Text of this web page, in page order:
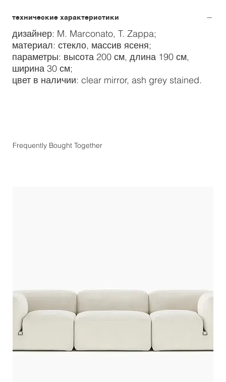
технические характеристики
дизайнер: M. Marconato, T. Zappa;
материал: стекло, массив ясеня;
параметры: высота 200 см, длина 190 см,
ширина 30 см;
цвет в наличии: clear mirror, ash grey stained.
Frequently Bought Together